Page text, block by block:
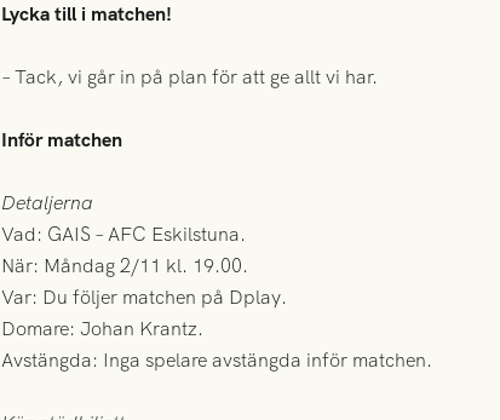
Lycka till i matchen!
– Tack, vi går in på plan för att ge allt vi har.
Inför matchen
Detaljerna
Vad: GAIS – AFC Eskilstuna.
När: Måndag 2/11 kl. 19.00.
Var: Du följer matchen på Dplay.
Domare: Johan Krantz.
Avstängda: Inga spelare avstängda inför matchen.